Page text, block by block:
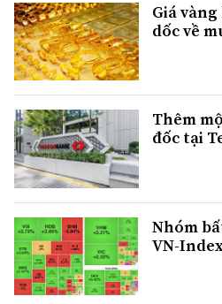
Giá
dốc về
Thêm
đốc tại
Nhóm
VN-